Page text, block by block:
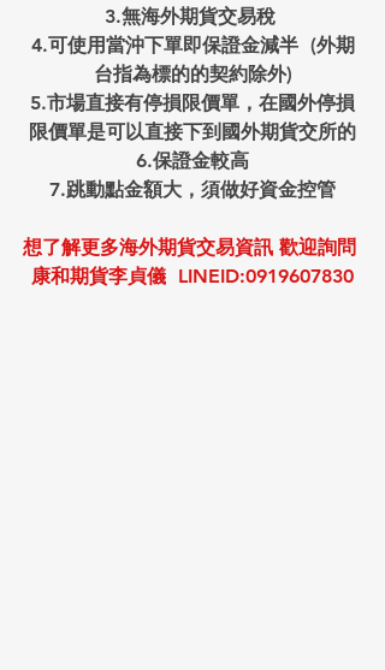
3.無海外期貨交易稅
4.可使用當沖下單即保證金減半  (外期
台指為標的的契約除外)
5.市場直接有停損限價單，在國外停損
限價單是可以直接下到國外期貨交所的
6.保證金較高
7.跳動點金額大，須做好資金控管
想了解更多海外期貨交易資訊 歡迎詢問
康和期貨李貞儀  LINEID:0919607830